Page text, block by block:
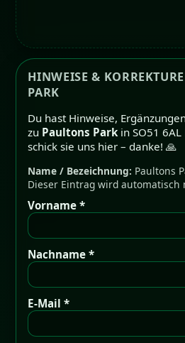
HINWEISE &
PARK
Du hast Hinweise,
zu Paultons Parkin SO51 6AL
schick sie uns hier – danke! 🙏
Name / Bezeichnung: Paultons
Dieser Eintrag wird automatisch
Vorname *
Nachname *
E-Mail *